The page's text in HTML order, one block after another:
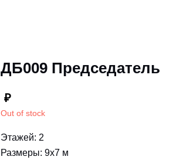
ДБ009 Председатель
₽
Out of stock
Этажей: 2
Размеры: 9x7 м